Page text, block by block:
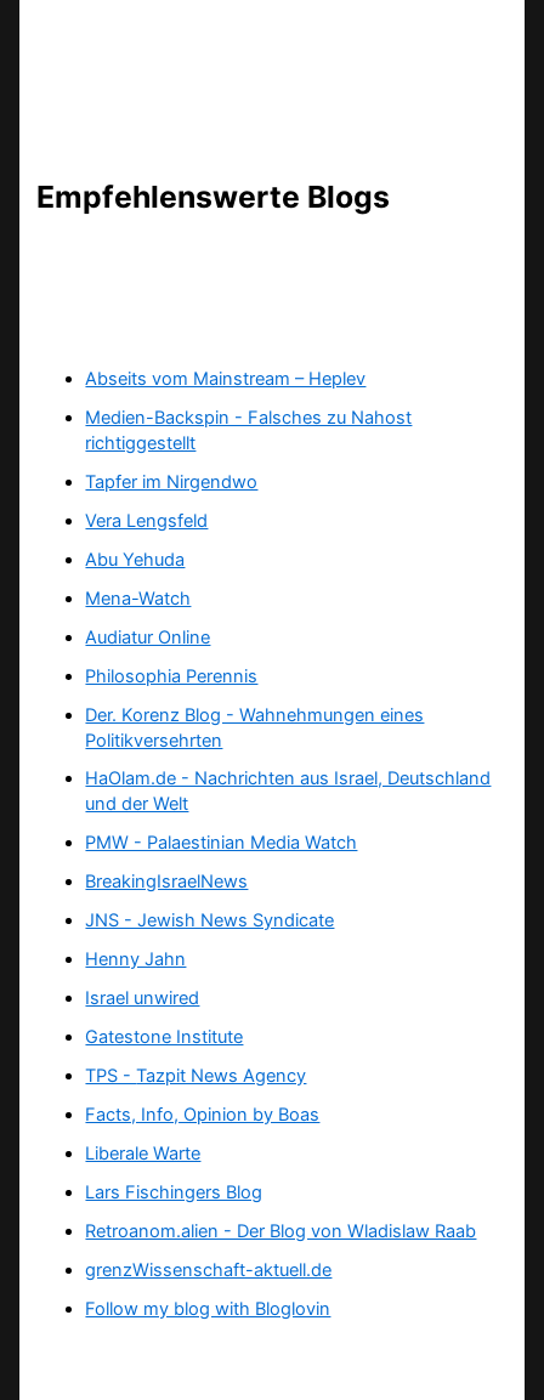
Empfehlenswerte Blogs
Abseits vom Mainstream – Heplev
Medien-Backspin - Falsches zu Nahost
richtiggestellt
Tapfer im Nirgendwo
Vera Lengsfeld
Abu Yehuda
Mena-Watch
Audiatur Online
Philosophia Perennis
Der. Korenz Blog - Wahnehmungen eines
Politikversehrten
HaOlam.de - Nachrichten aus Israel, Deutschland
und der Welt
PMW - Palaestinian Media Watch
BreakingIsraelNews
JNS - Jewish News Syndicate
Henny Jahn
Israel unwired
Gatestone Institute
TPS -Tazpit News Agency
Facts, Info, Opinion by Boas
Liberale Warte
Lars Fischingers Blog
Retroanom.alien - Der Blog von Wladislaw Raab
grenzWissenschaft-aktuell.de
Follow my blog with Bloglovin